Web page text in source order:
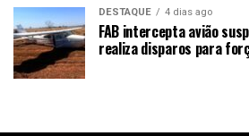
DESTAQUE 4 dias ago
FAB intercepta avião
realiza disparos para